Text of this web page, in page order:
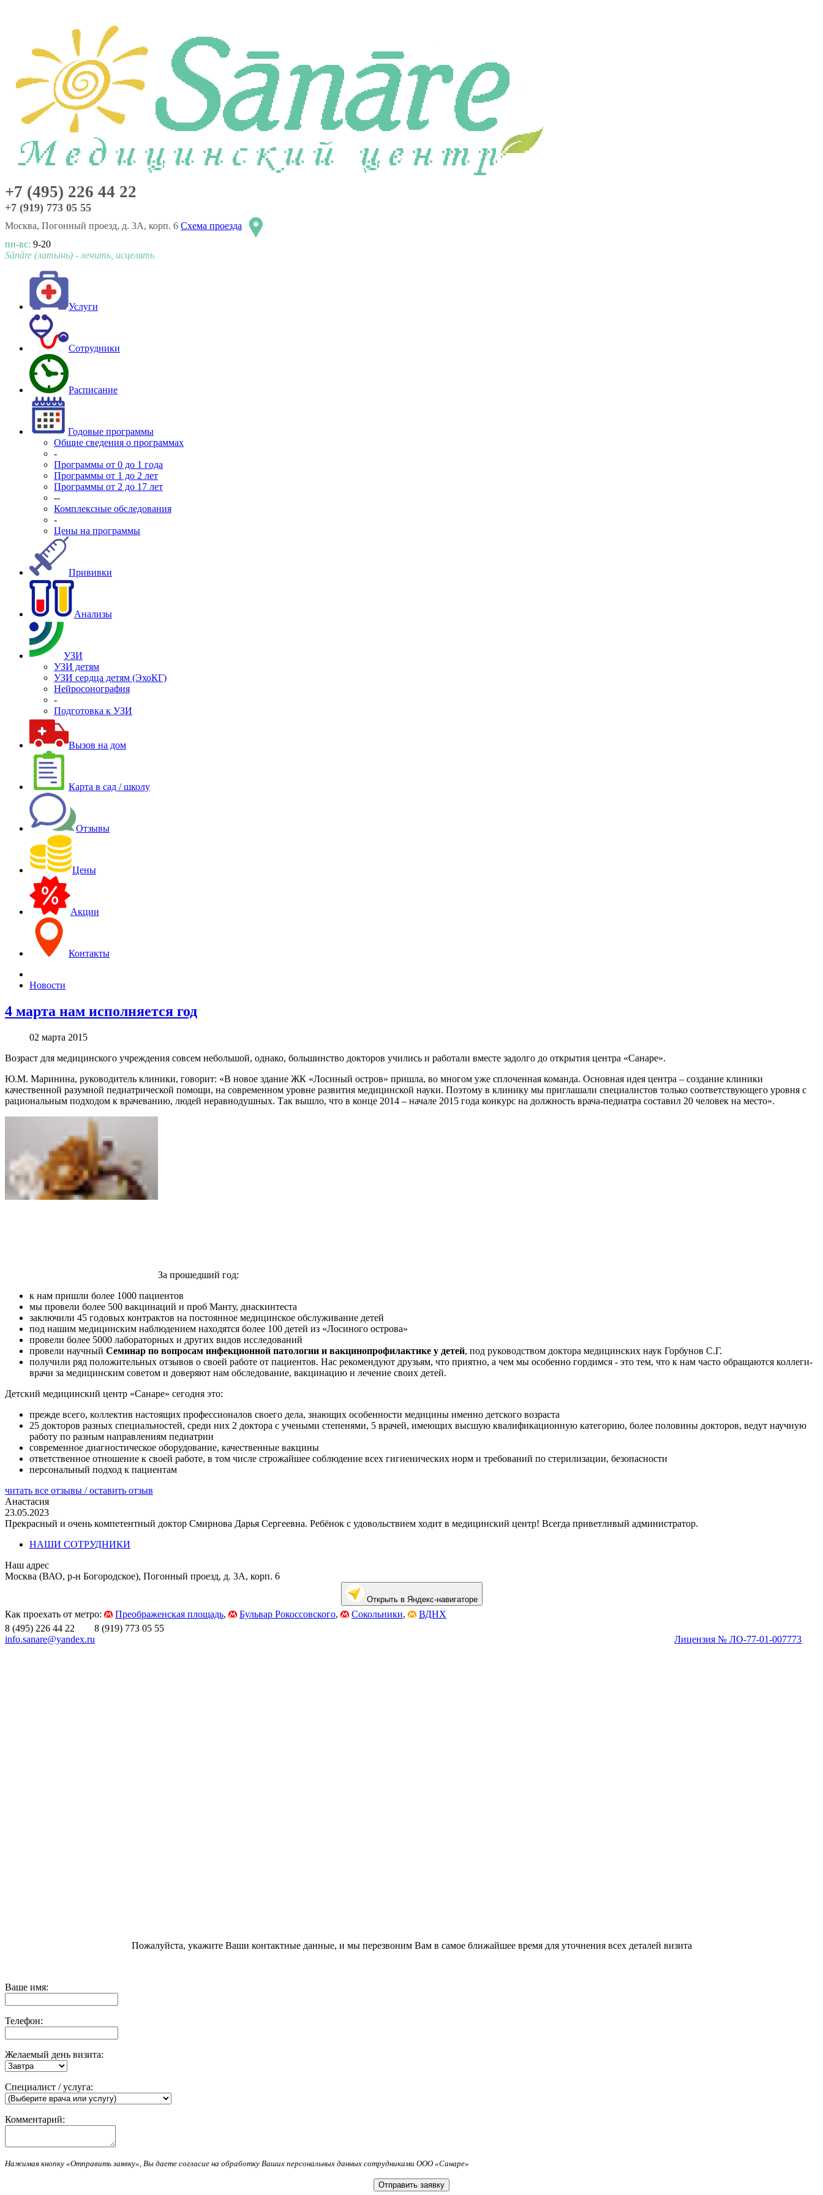
+7 (495) 226 44 22
+7 (919) 773 05 55
Москва, Погонный проезд, д. 3А, корп. 6 Схема проезда
пн-вс: 9-20
Sānāre (латынь) - лечить, исцелять
Услуги
Сотрудники
Расписание
Годовые программы
Общие сведения о программах
-
Программы от 0 до 1 года
Программы от 1 до 2 лет
Программы от 2 до 17 лет
--
Комплексные обследования
-
Цены на программы
Прививки
Анализы
УЗИ
УЗИ детям
УЗИ сердца детям (ЭхоКГ)
Нейросонография
-
Подготовка к УЗИ
Вызов на дом
Карта в сад / школу
Отзывы
Цены
Акции
Контакты
Новости
4 марта нам исполняется год
02 марта 2015
Возраст для медицинского учреждения совсем небольшой, однако, большинство докторов учились и работали вместе задолго до открытия центра «Санаре».
Ю.М. Маринина, руководитель клиники, говорит: «В новое здание ЖК «Лосиный остров» пришла, во многом уже сплоченная команда. Основная идея центра – создание клиники
качественной разумной педиатрической помощи, на современном уровне развития медицинской науки. Поэтому в клинику мы приглашали специалистов только соответствующего уровня с
рациональным подходом к врачеванию, людей неравнодушных. Так вышло, что в конце 2014 – начале 2015 года конкурс на должность врача-педиатра составил 20 человек на место».
За прошедший год:
к нам пришли более 1000 пациентов
мы провели более 500 вакцинаций и проб Манту, диаскинтеста
заключили 45 годовых контрактов на постоянное медицинское обслуживание детей
под нашим медицинским наблюдением находятся более 100 детей из «Лосиного острова»
провели более 5000 лабораторных и других видов исследований
провели научный Семинар по вопросам инфекционной патологии и вакцинопрофилактике у детей, под руководством доктора медицинских наук Горбунов С.Г.
получили ряд положительных отзывов о своей работе от пациентов. Нас рекомендуют друзьям, что приятно, а чем мы особенно гордимся - это тем, что к нам часто обращаются коллеги-
врачи за медицинским советом и доверяют нам обследование, вакцинацию и лечение своих детей.
Детский медицинский центр «Санаре» сегодня это:
прежде всего, коллектив настоящих профессионалов своего дела, знающих особенности медицины именно детского возраста
25 докторов разных специальностей, среди них 2 доктора с учеными степенями, 5 врачей, имеющих высшую квалификационную категорию, более половины докторов, ведут научную
работу по разным направлениям педиатрии
современное диагностическое оборудование, качественные вакцины
ответственное отношение к своей работе, в том числе строжайшее соблюдение всех гигиенических норм и требований по стерилизации, безопасности
персональный подход к пациентам
читать все отзывы / оставить отзыв
Анастасия
23.05.2023
Прекрасный и очень компетентный доктор Смирнова Дарья Сергеевна. Ребёнок с удовольствием ходит в медицинский центр! Всегда приветливый администратор.
НАШИ СОТРУДНИКИ
Наш адрес
Москва (ВАО, р-н Богородское), Погонный проезд, д. 3А, корп. 6
Открыть в Яндекс-навигаторе
Как проехать от метро: Преображенская площадь, Бульвар Рокоссовского, Сокольники,
ВДНХ
8 (495) 226 44 22 8 (919) 773 05 55
info.sanare@yandex.ru
Лицензия № ЛО-77-01-007773
Пожалуйста, укажите Ваши контактные данные, и мы перезвоним Вам в самое ближайшее время для уточнения всех деталей визита
Ваше имя:
Телефон:
Желаемый день визита:
Специалист / услуга:
Комментарий:
Нажимая кнопку «Отправить заявку», Вы даете согласие на обработку Ваших персональных данных сотрудниками ООО «Санаре»